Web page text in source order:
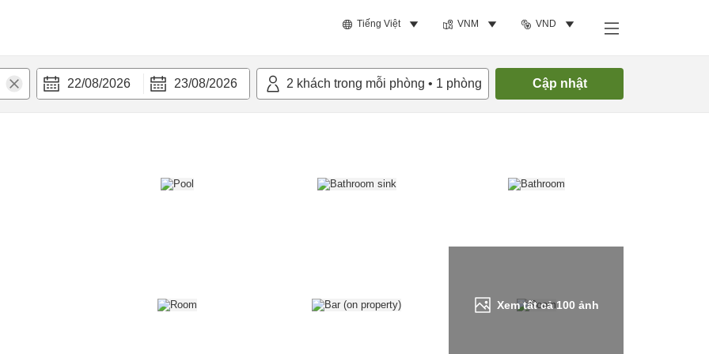
Tiếng Việt VNM VND
22/08/2026 23/08/2026 2 khách trong mỗi phòng • 1 phòng Cập nhật
Xem tất cả100 ảnh
nghi Tìm phòng trống